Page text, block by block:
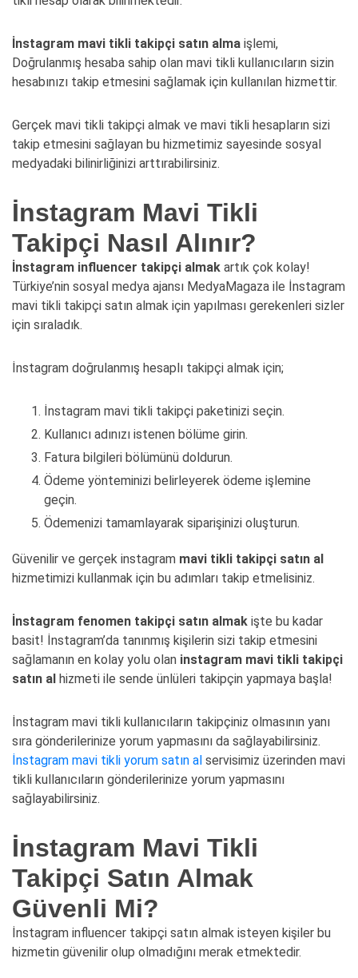
İnstagram mavi tikli takipçi satın alma işlemi,
Doğrulanmış hesaba sahip olan mavi tikli kullanıcıların sizin
hesabınızı takip etmesini sağlamak için kullanılan hizmettir.
Gerçek mavi tikli takipçi almak ve mavi tikli hesapların sizi
takip etmesini sağlayan bu hizmetimiz sayesinde sosyal
medyadaki bilinirliğinizi arttırabilirsiniz.
İnstagram Mavi Tikli
Takipçi Nasıl Alınır?
İnstagram influencer takipçi almak artık çok kolay!
Türkiye’nin sosyal medya ajansı MedyaMagaza ile İnstagram
mavi tikli takipçi satın almak için yapılması gerekenleri sizler
için sıraladık.
İnstagram doğrulanmış hesaplı takipçi almak için;
İnstagram mavi tikli takipçi paketinizi seçin.
Kullanıcı adınızı istenen bölüme girin.
Fatura bilgileri bölümünü doldurun.
Ödeme yönteminizi belirleyerek ödeme işlemine
geçin.
Ödemenizi tamamlayarak siparişinizi oluşturun.
Güvenilir ve gerçek instagram mavi tikli takipçi satın al
hizmetimizi kullanmak için bu adımları takip etmelisiniz.
İnstagram fenomen takipçi satın almak işte bu kadar
basit! İnstagram’da tanınmış kişilerin sizi takip etmesini
sağlamanın en kolay yolu olan instagram mavi tikli takipçi
satın al hizmeti ile sende ünlüleri takipçin yapmaya başla!
İnstagram mavi tikli kullanıcıların takipçiniz olmasının yanı
sıra gönderilerinize yorum yapmasını da sağlayabilirsiniz.
İnstagram mavi tikli yorum satın al servisimiz üzerinden mavi
tikli kullanıcıların gönderilerinize yorum yapmasını
sağlayabilirsiniz.
İnstagram Mavi Tikli
Takipçi Satın Almak
Güvenli Mi?
İnstagram influencer takipçi satın almak isteyen kişiler bu
hizmetin güvenilir olup olmadığını merak etmektedir.